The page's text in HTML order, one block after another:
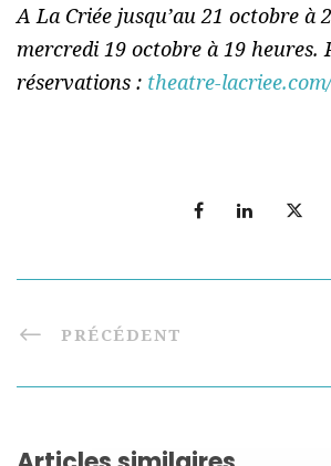
A La Criée jusqu’au 21 octobre à
mercredi 19 octobre à 19 heures.
réservations : theatre-lacriee.com/
PRÉCÉDENT